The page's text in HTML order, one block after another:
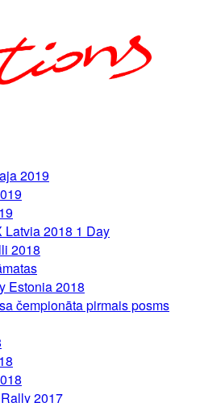
2019
Latvia 2018 1 Day
2018
Estonia 2018
čempionāta pirmais posms
2017